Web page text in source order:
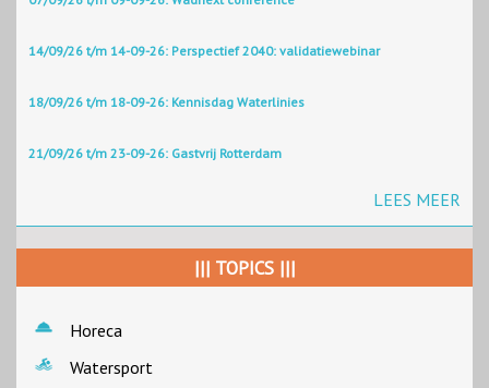
14/09/26 t/m 14-09-26: Perspectief 2040: validatiewebinar
18/09/26 t/m 18-09-26: Kennisdag Waterlinies
21/09/26 t/m 23-09-26: Gastvrij Rotterdam
LEES MEER
||| TOPICS |||
Horeca
Watersport